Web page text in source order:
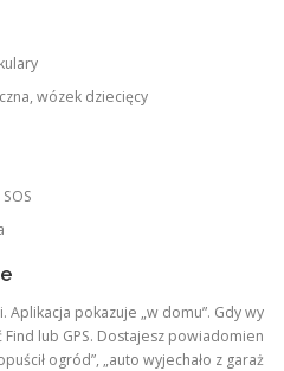
wózek dziecięcy
Aplikacja pokazuje „w domu”. Gdy wy
Find lub GPS. Dostajesz powiadomien
ogród”, „auto wyjechało z garaż